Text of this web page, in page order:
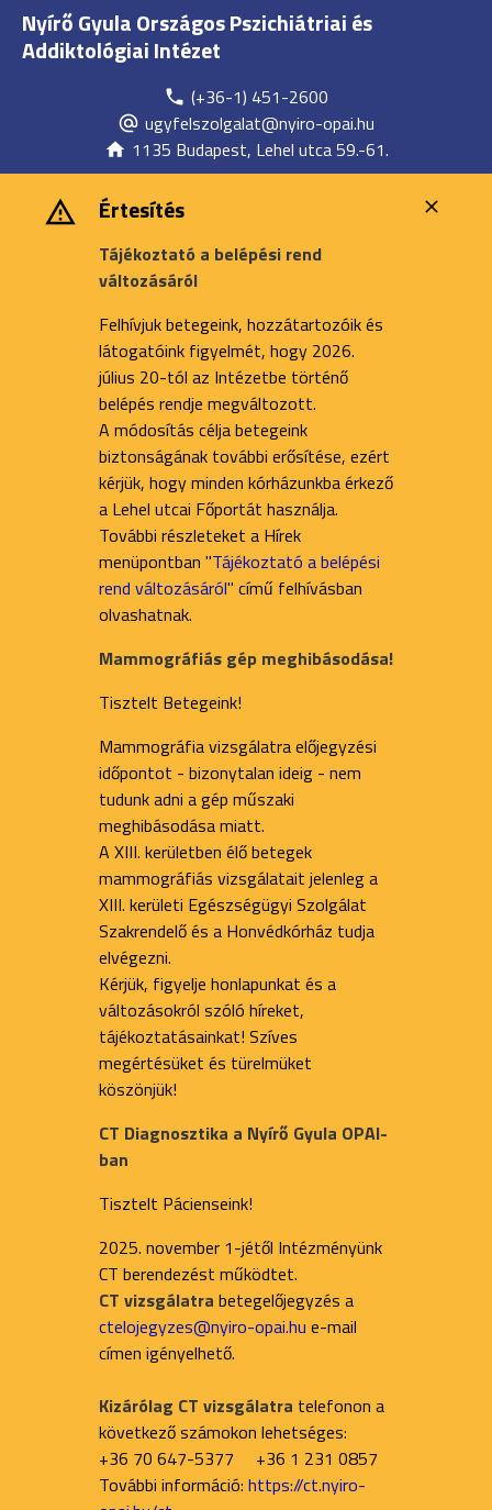
Nyírő Gyula Országos Pszichiátriai és
Addiktológiai Intézet
(+36-1) 451-2600
ugyfelszolgalat@nyiro-opai.hu
1135 Budapest, Lehel utca 59.-61.
Értesítés
Tájékoztató a belépési rend
változásáról
Felhívjuk betegeink, hozzátartozóik és
látogatóink figyelmét, hogy 2026.
július 20-tól az Intézetbe történő
belépés rendje megváltozott.
A módosítás célja betegeink
biztonságának további erősítése, ezért
kérjük, hogy minden kórházunkba érkező
a Lehel utcai Főportát használja.
További részleteket a Hírek
menüpontban "Tájékoztató a belépési
rend változásáról" című felhívásban
olvashatnak.
Mammográfiás gép meghibásodása!
Tisztelt Betegeink!
Mammográfia vizsgálatra előjegyzési
időpontot - bizonytalan ideig - nem
tudunk adni a gép műszaki
meghibásodása miatt.
A XIII. kerületben élő betegek
mammográfiás vizsgálatait jelenleg a
XIII. kerületi Egészségügyi Szolgálat
Szakrendelő és a Honvédkórház tudja
elvégezni.
Kérjük, figyelje honlapunkat és a
változásokról szóló híreket,
tájékoztatásainkat! Szíves
megértésüket és türelmüket
köszönjük!
CT Diagnosztika a Nyírő Gyula OPAI-
ban
Tisztelt Pácienseink!
2025. november 1-jétől Intézményünk
CT berendezést működtet.
CT vizsgálatra betegelőjegyzés a
ctelojegyzes@nyiro-opai.hu e-mail
címen igényelhető.
Kizárólag CT vizsgálatra telefonon a
következő számokon lehetséges:
+36 70 647-5377 +36 1 231 0857
További információ: https://ct.nyiro-